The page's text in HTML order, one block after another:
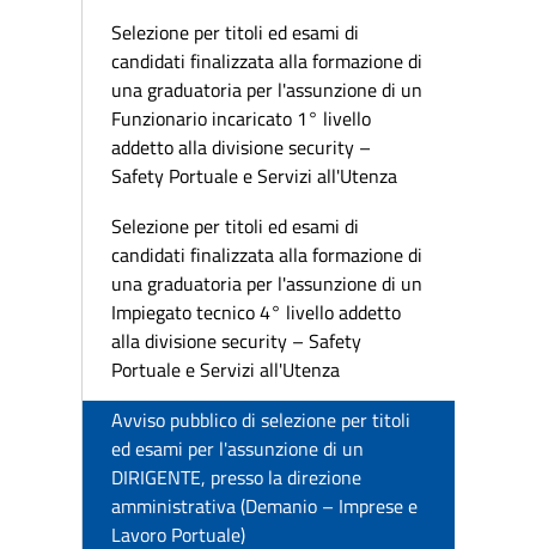
Selezione per titoli ed esami di
candidati finalizzata alla formazione di
una graduatoria per l'assunzione di un
Funzionario incaricato 1° livello
addetto alla divisione security –
Safety Portuale e Servizi all'Utenza
Selezione per titoli ed esami di
candidati finalizzata alla formazione di
una graduatoria per l'assunzione di un
Impiegato tecnico 4° livello addetto
alla divisione security – Safety
Portuale e Servizi all'Utenza
Avviso pubblico di selezione per titoli
ed esami per l'assunzione di un
DIRIGENTE, presso la direzione
amministrativa (Demanio – Imprese e
Lavoro Portuale)